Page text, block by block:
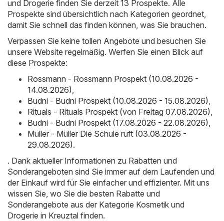
und Drogerie finden Sie derzeit 13 Prospekte. Alle
Prospekte sind übersichtlich nach Kategorien geordnet,
damit Sie schnell das finden können, was Sie brauchen.
Verpassen Sie keine tollen Angebote und besuchen Sie
unsere Website regelmäßig. Werfen Sie einen Blick auf
diese Prospekte:
Rossmann - Rossmann Prospekt (10.08.2026 -
14.08.2026)
Budni - Budni Prospekt (10.08.2026 - 15.08.2026)
Rituals - Rituals Prospekt (von Freitag 07.08.2026)
Budni - Budni Prospekt (17.08.2026 - 22.08.2026)
Müller - Müller Die Schule ruft (03.08.2026 -
29.08.2026).
. Dank aktueller Informationen zu Rabatten und
Sonderangeboten sind Sie immer auf dem Laufenden und
der Einkauf wird für Sie einfacher und effizienter. Mit uns
wissen Sie, wo Sie die besten Rabatte und
Sonderangebote aus der Kategorie Kosmetik und
Drogerie in Kreuztal finden.